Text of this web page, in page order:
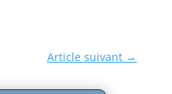
Article suivant →